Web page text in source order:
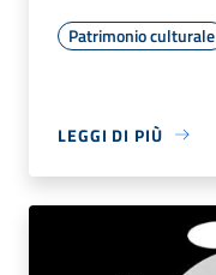
Patrimonio culturale
LEGGI DI PIÙ